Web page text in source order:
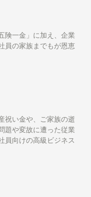
険一金」に加え、企業
員の家族までもが恩恵
祝い金や、ご家族の逝
題や変故に遭った従業
員向けの高級ビジネス